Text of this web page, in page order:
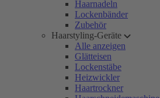
Haarnadeln
Lockenbänder
Zubehör
Haarstyling-Geräte
Alle anzeigen
Glätteisen
Lockenstäbe
Heizwickler
Haartrockner